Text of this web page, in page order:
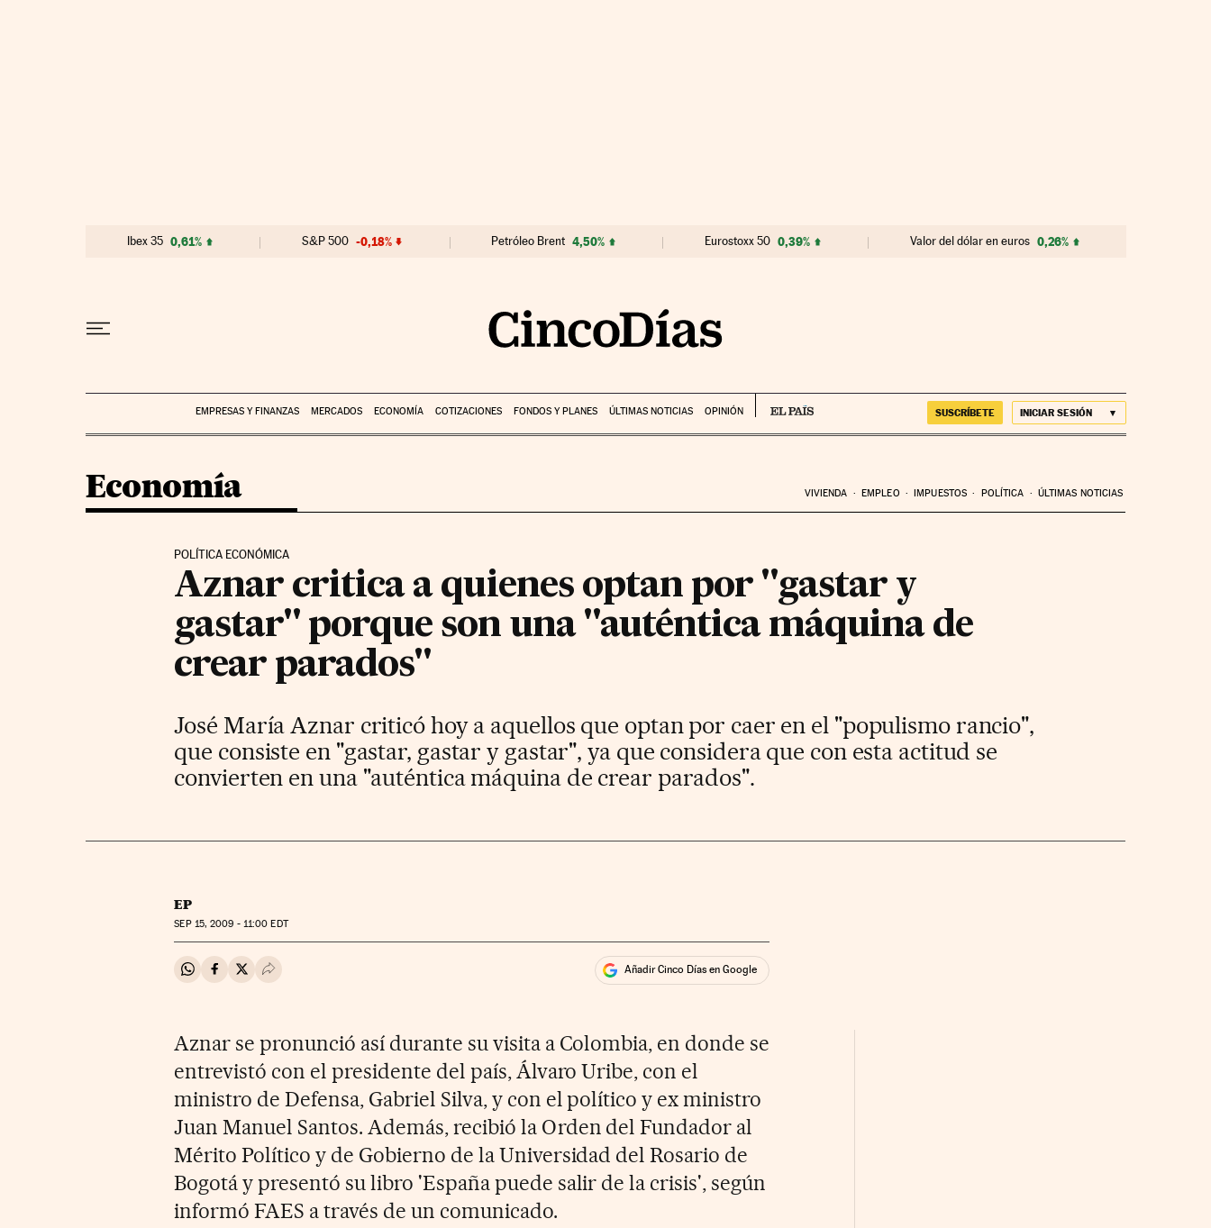
Ibex 35 0,61% S&P 500 -0,18% Petróleo Brent 4,50% Eurostoxx 50 0,39% Valor del dólar en euros 0,26%
EMPRESAS Y FINANZAS MERCADOS ECONOMÍA COTIZACIONES FONDOS Y PLANES ÚLTIMAS NOTICIAS OPINIÓN SUSCRÍBETE INICIAR SESIÓN
Economía VIVIENDA EMPLEO IMPUESTOS POLÍTICA ÚLTIMAS NOTICIAS
POLÍTICA ECONÓMICA
Aznar critica a quienes optan por "gastar y
gastar" porque son una "auténtica máquina de
crear parados"
José María Aznar criticó hoy a aquellos que optan por caer en el "populismo rancio",
que consiste en "gastar, gastar y gastar", ya que considera que con esta actitud se
convierten en una "auténtica máquina de crear parados".
EP
SEP15, 2009 - 11:00 EDT
Compartir en Whatsapp
Compartir en Facebook
Compartir en Twitter
Desplegar Redes Sociales Añadir Cinco Días en Google
Aznar se pronunció así durante su visita a Colombia, en donde se
entrevistó con el presidente del país, Álvaro Uribe, con el
ministro de Defensa, Gabriel Silva, y con el político y ex ministro
Juan Manuel Santos. Además, recibió la Orden del Fundador al
Mérito Político y de Gobierno de la Universidad del Rosario de
Bogotá y presentó su libro 'España puede salir de la crisis', según
informó FAES a través de un comunicado.